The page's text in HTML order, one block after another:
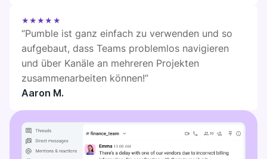
★★★★★
“Pumble ist ganz einfach zu verwenden und so
aufgebaut, dass Teams problemlos navigieren
und über Kanäle an mehreren Projekten
zusammenarbeiten können!”
Aaron M.